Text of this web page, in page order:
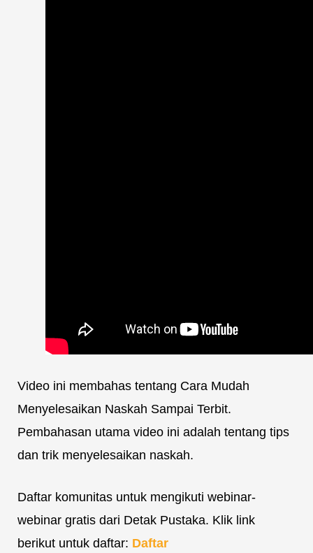
Video ini membahas tentang Cara Mudah
Menyelesaikan Naskah Sampai Terbit.
Pembahasan utama video ini adalah tentang tips
dan trik menyelesaikan naskah.
Daftar komunitas untuk mengikuti webinar-
webinar gratis dari Detak Pustaka. Klik link
berikut untuk daftar: Daftar